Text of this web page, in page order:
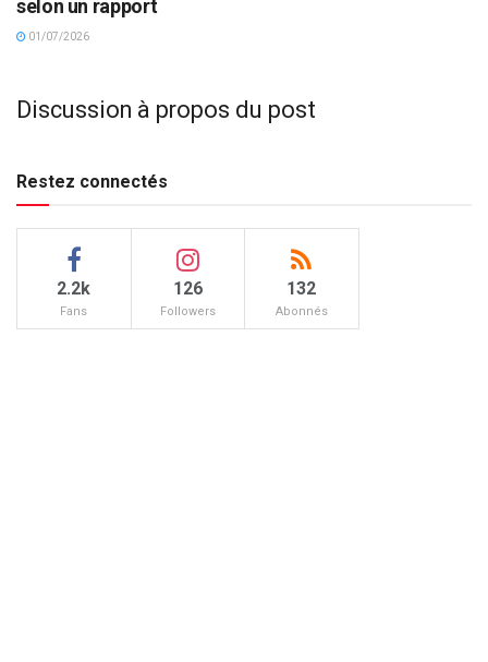
selon un rapport
01/07/2026
Discussion à propos du post
Restez connectés
2.2k
Fans
126
Followers
132
Abonnés